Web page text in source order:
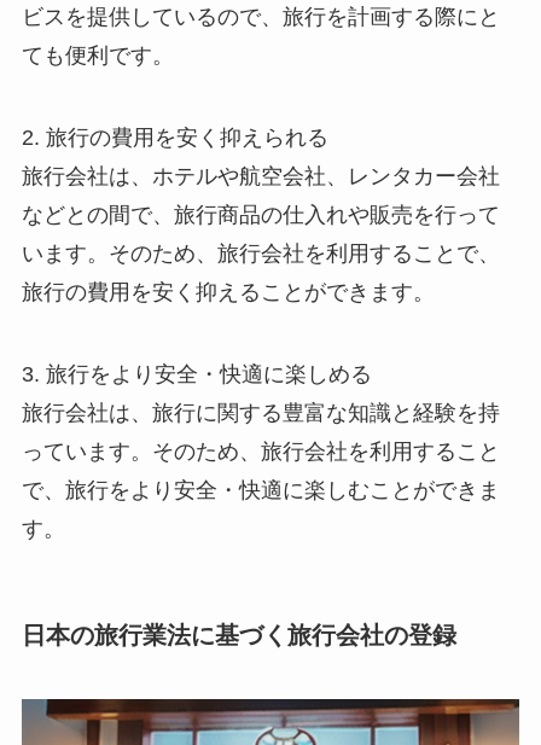
ビスを提供しているので、旅行を計画する際にと
ても便利です。
2. 旅行の費用を安く抑えられる
旅行会社は、ホテルや航空会社、レンタカー会社
などとの間で、旅行商品の仕入れや販売を行って
います。そのため、旅行会社を利用することで、
旅行の費用を安く抑えることができます。
3. 旅行をより安全・快適に楽しめる
旅行会社は、旅行に関する豊富な知識と経験を持
っています。そのため、旅行会社を利用すること
で、旅行をより安全・快適に楽しむことができま
す。
日本の旅行業法に基づく旅行会社の登録